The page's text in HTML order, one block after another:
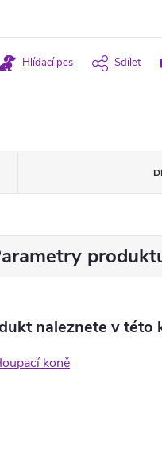
Hlídací pes Sdílet
naleznete v této
koně